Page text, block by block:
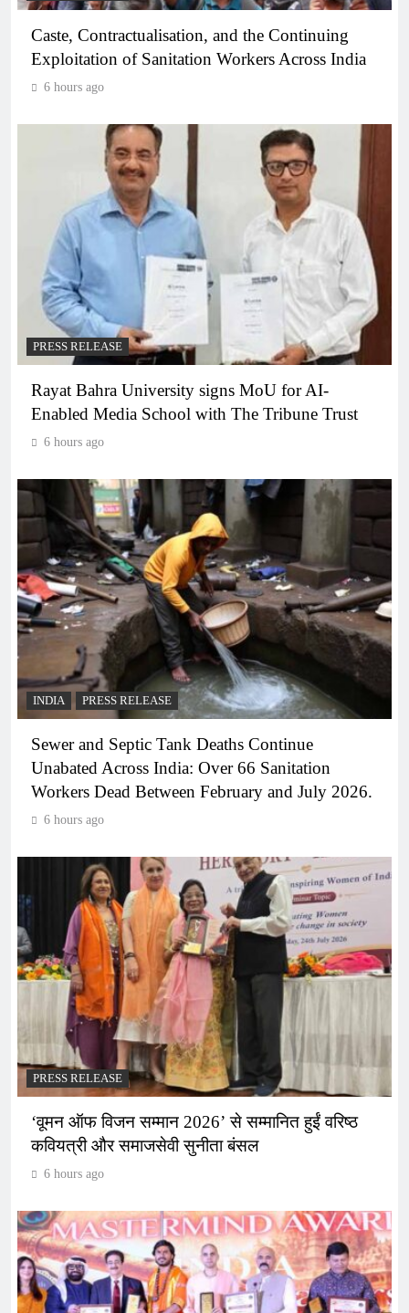
Caste, Contractualisation, and the Continuing
Exploitation of Sanitation Workers Across India
6 hours ago
PRESS RELEASE
Rayat Bahra University signs MoU for AI-
Enabled Media School with The Tribune Trust
6 hours ago
INDIA PRESS RELEASE
Sewer and Septic Tank Deaths Continue
Unabated Across India: Over 66 Sanitation
Workers Dead Between February and July 2026.
6 hours ago
PRESS RELEASE
‘वूमन ऑफ विजन सम्मान 2026’ से सम्मानित हुईं वरिष्ठ
कवियत्री और समाजसेवी सुनीता बंसल
6 hours ago